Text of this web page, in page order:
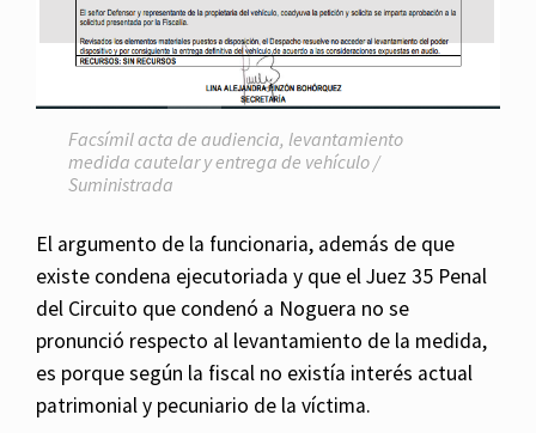
Facsímil acta de audiencia, levantamiento
medida cautelar y entrega de vehículo /
Suministrada
El argumento de la funcionaria, además de que
existe condena ejecutoriada y que el Juez 35 Penal
del Circuito que condenó a Noguera no se
pronunció respecto al levantamiento de la medida,
es porque según la fiscal no existía interés actual
patrimonial y pecuniario de la víctima.